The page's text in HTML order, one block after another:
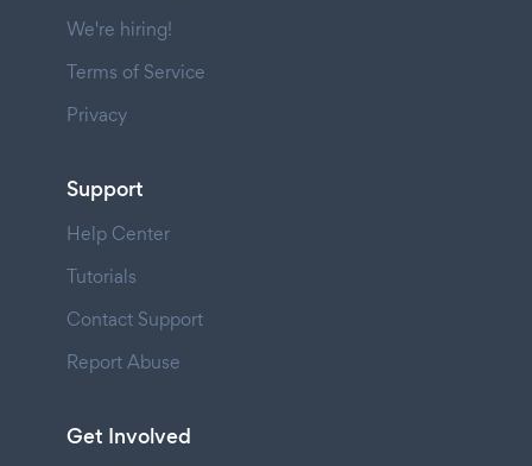
We're hiring!
Terms of Service
Privacy
Support
Help Center
Tutorials
Contact Support
Report Abuse
Get Involved